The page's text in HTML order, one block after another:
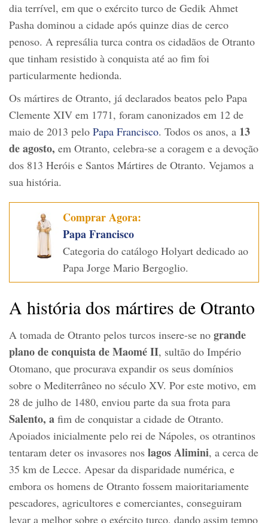
dia terrível, em que o exército turco de Gedik Ahmet
Pasha dominou a cidade após quinze dias de cerco
penoso. A represália turca contra os cidadãos de Otranto
que tinham resistido à conquista até ao fim foi
particularmente hedionda.
Os mártires de Otranto, já declarados beatos pelo Papa
Clemente XIV em 1771, foram canonizados em 12 de
maio de 2013 pelo Papa Francisco. Todos os anos, a 13
de agosto, em Otranto, celebra-se a coragem e a devoção
dos 813 Heróis e Santos Mártires de Otranto. Vejamos a
sua história.
Comprar Agora:
Papa Francisco
Categoria do catálogo Holyart dedicado ao
Papa Jorge Mario Bergoglio.
A história dos mártires de Otranto
A tomada de Otranto pelos turcos insere-se no grande
plano de conquista de Maomé II, sultão do Império
Otomano, que procurava expandir os seus domínios
sobre o Mediterrâneo no século XV. Por este motivo, em
28 de julho de 1480, enviou parte da sua frota para
Salento, a fim de conquistar a cidade de Otranto.
Apoiados inicialmente pelo rei de Nápoles, os otrantinos
tentaram deter os invasores nos lagos Alimini, a cerca de
35 km de Lecce. Apesar da disparidade numérica, e
embora os homens de Otranto fossem maioritariamente
pescadores, agricultores e comerciantes, conseguiram
levar a melhor sobre o exército turco, dando assim tempo